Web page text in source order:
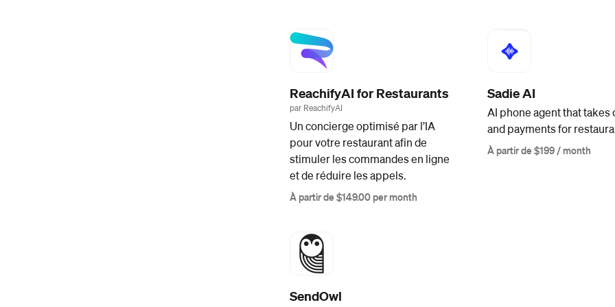
ReachifyAI for Restaurants
par ReachifyAI
Un concierge optimisé par l’IA
pour votre restaurant afin de
stimuler les commandes en ligne
et de réduire les appels.
À partir de $149.00 per month
Sadie AI
AI phone agent that takes
and payments for
À partir de $199 / month
SendOwl